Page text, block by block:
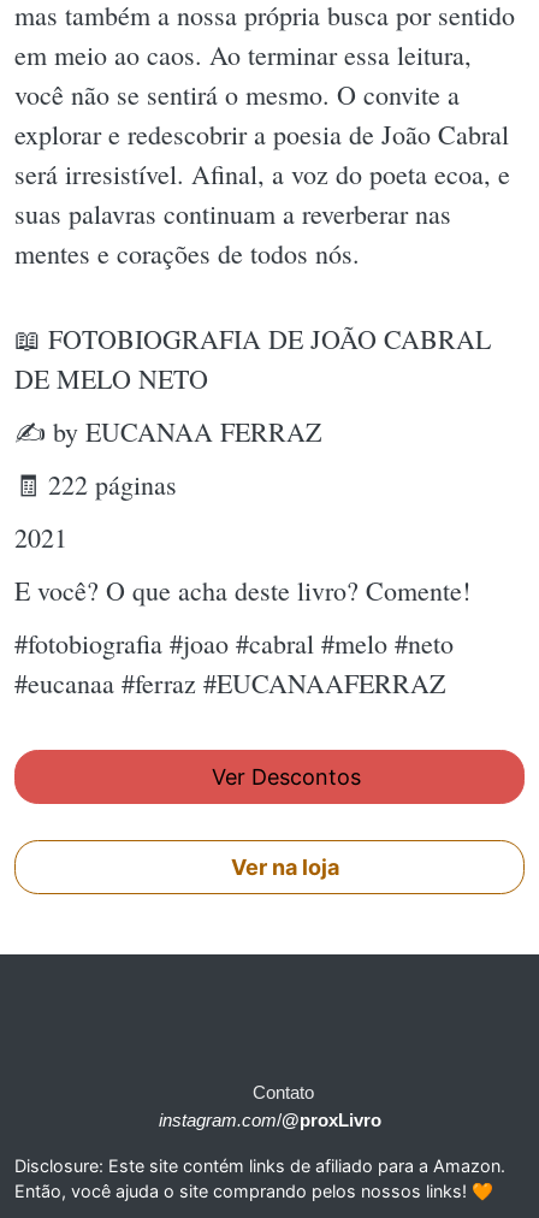
mas também a nossa própria busca por sentido
em meio ao caos. Ao terminar essa leitura,
você não se sentirá o mesmo. O convite a
explorar e redescobrir a poesia de João Cabral
será irresistível. Afinal, a voz do poeta ecoa, e
suas palavras continuam a reverberar nas
mentes e corações de todos nós.
📖 FOTOBIOGRAFIA DE JOÃO CABRAL
DE MELO NETO
✍ by EUCANAA FERRAZ
🧾 222 páginas
2021
E você? O que acha deste livro? Comente!
#fotobiografia #joao #cabral #melo #neto
#eucanaa #ferraz #EUCANAAFERRAZ
Ver Descontos
Ver na loja
Contato
instagram.com/@proxLivro
Disclosure: Este site contém links de afiliado para a Amazon.
Então, você ajuda o site comprando pelos nossos links! 🧡